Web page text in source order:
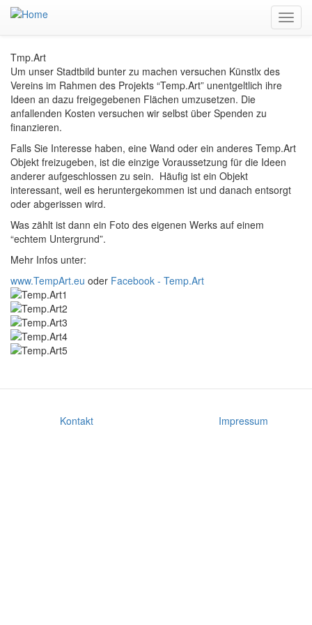
Skip
Tmp.Art
Um unser Stadtbild bunter zu machen versuchen Künstlx des
Vereins im Rahmen des Projekts “Temp.Art” unentgeltlich ihre
Ideen an dazu freigegebenen Flächen umzusetzen. Die
anfallenden Kosten versuchen wir selbst über Spenden zu
finanzieren.
Falls Sie Interesse haben, eine Wand oder ein anderes Temp.Art
Objekt freizugeben, ist die einzige Voraussetzung für die Ideen
anderer aufgeschlossen zu sein. Häufig ist ein Objekt
interessant, weil es heruntergekommen ist und danach entsorgt
oder abgerissen wird.
Was zählt ist dann ein Foto des eigenen Werks auf einem
“echtem Untergrund”.
Mehr Infos unter:
www.TempArt.eu oder Facebook - Temp.Art
Kontakt Impressum